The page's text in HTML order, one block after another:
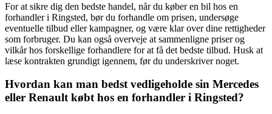
For at sikre dig den bedste handel, når du køber en bil hos en
forhandler i Ringsted, bør du forhandle om prisen, undersøge
eventuelle tilbud eller kampagner, og være klar over dine rettigheder
som forbruger. Du kan også overveje at sammenligne priser og
vilkår hos forskellige forhandlere for at få det bedste tilbud. Husk at
læse kontrakten grundigt igennem, før du underskriver noget.
Hvordan kan man bedst vedligeholde sin Mercedes
eller Renault købt hos en forhandler i Ringsted?